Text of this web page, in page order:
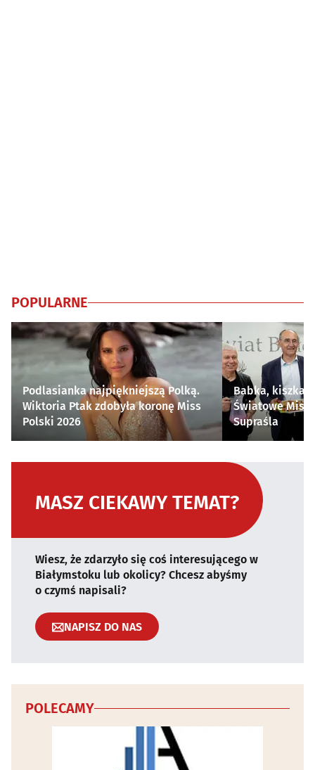
POPULARNE
Podlasianka najpiękniejszą Polką.
Wiktoria Ptak zdobyła koronę Miss
Polski 2026
Babka, kiszka i
Światowe
Supraśla
MASZ CIEKAWY TEMAT?
Wiesz, że zdarzyło się coś interesującego w
Białymstoku lub okolicy? Chcesz abyśmy
o czymś napisali?
NAPISZ DO NAS
POLECAMY